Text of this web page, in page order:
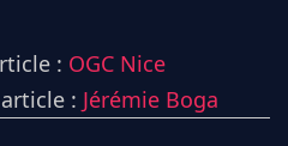
: OGC Nice
: Jérémie Boga